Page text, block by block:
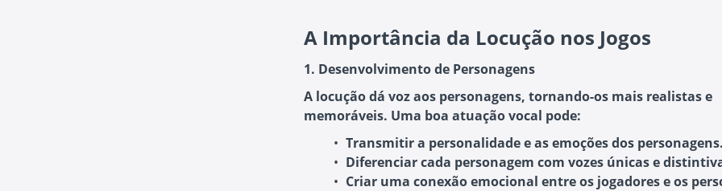
A Importância da Locução nos Jogos
1. Desenvolvimento de Personagens
A locução dá voz aos personagens, tornando-os mais realistas e
memoráveis. Uma boa atuação vocal pode:
Transmitir a personalidadee as emoções dos
Diferenciar cada personagem com vozes únicas e
Criar uma conexão emocional entre os jogadores e os